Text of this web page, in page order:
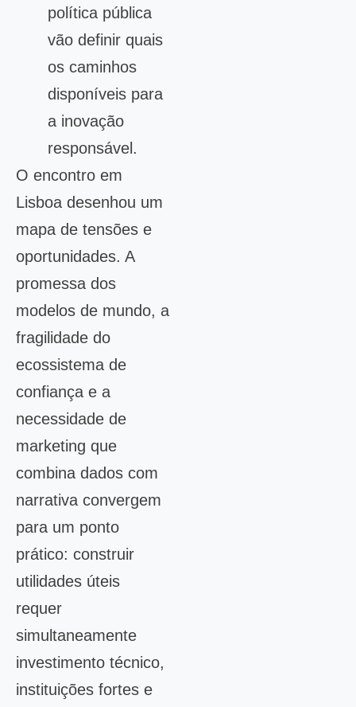
política pública
vão definir quais
os caminhos
disponíveis para
a inovação
responsável.
O encontro em
Lisboa desenhou um
mapa de tensões e
oportunidades. A
promessa dos
modelos de mundo, a
fragilidade do
ecossistema de
confiança e a
necessidade de
marketing que
combina dados com
narrativa convergem
para um ponto
prático: construir
utilidades úteis
requer
simultaneamente
investimento técnico,
instituições fortes e